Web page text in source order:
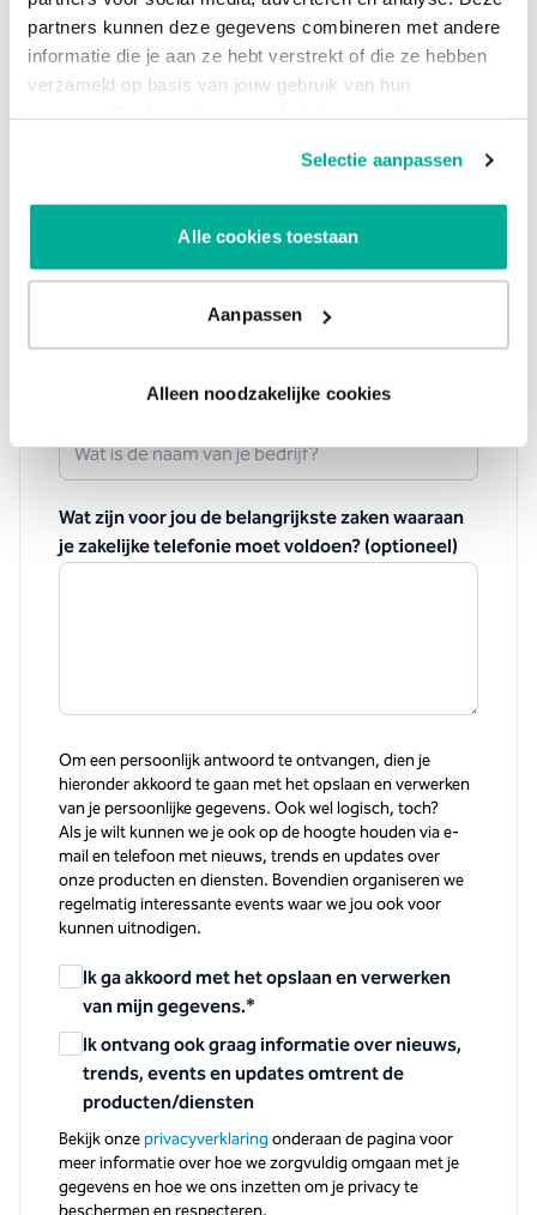
partners kunnen deze gegevens combineren met andere
informatie die je aan ze hebt verstrekt of die ze hebben
verzameld op basis van jouw gebruik van hun
Selectie aanpassen
Alle cookies toestaan
Aanpassen
Alleen noodzakelijke cookies
Voornaam*
Achternaam*
Telefoonnummer*
Wat zijn voor jou de belangrijkste zaken waaraan
je zakelijke telefonie moet voldoen? (optioneel)
Om een persoonlijk antwoord te ontvangen, dien je
hieronder akkoord te gaan met het opslaan en verwerken
van je persoonlijke gegevens. Ook wel logisch, toch?
Als je wilt kunnen we je ook op de hoogte houden via e-
mail en telefoon met nieuws, trends en updates over
onze producten en diensten. Bovendien organiseren we
regelmatig interessante events waar we jou ook voor
kunnen uitnodigen.
Ik ga akkoord met het opslaan en verwerken
van mijn gegevens.*
Ik ontvang ook graag informatie over nieuws,
trends, events en updates omtrent de
producten/diensten
Bekijk onzeprivacyverklaringonderaan de pagina voor
meer informatie over hoe we zorgvuldig omgaan met je
gegevens en hoe we ons inzetten om je privacy te